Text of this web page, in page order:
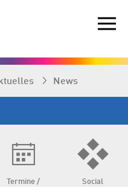
News
Termine /
Social